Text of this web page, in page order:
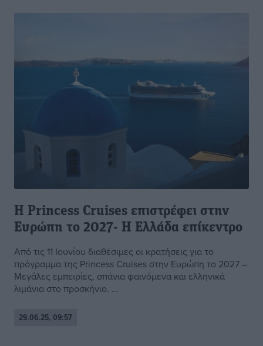
Η Princess Cruises επιστρέφει στην
Ευρώπη το 2027- Η Eλλάδα επίκεντρο
Από τις 11 Ιουνίου διαθέσιμες οι κρατήσεις για το
πρόγραμμα της Princess Cruises στην Ευρώπη το 2027 –
Μεγάλες εμπειρίες, σπάνια φαινόμενα και ελληνικά
λιμάνια στο προσκήνιο. ...
29.06.25, 09:57